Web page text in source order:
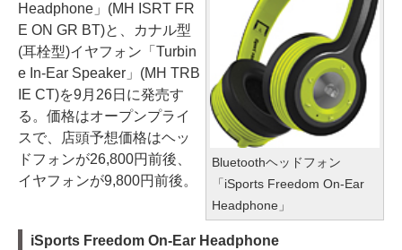
Bluetoothヘッドフォン
「iSports Freedom On-Ear
Headphone」
Headphone」(MH ISRT FR
E ON GR BT)と、カナル型
(耳栓型)イヤフォン「Turbin
e In-Ear Speaker」(MH TRB
IE CT)を9月26日に発売す
る。価格はオープンプライ
スで、店頭予想価格はヘッ
ドフォンが26,800円前後、
イヤフォンが9,800円前後。
iSports Freedom On-Ear Headphone